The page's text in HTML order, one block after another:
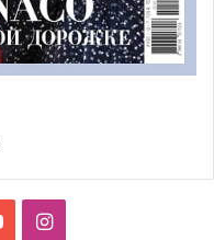
YouTubeInstagram